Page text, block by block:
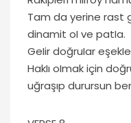
Tam da yerine rast
dinamit oI ve patIa.
GeIir doğruIar
HakIı oImak için
uğraşıp durursun